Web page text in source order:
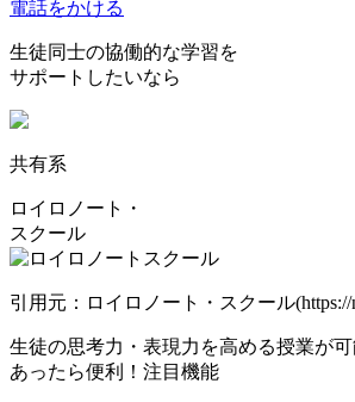
電話をかける
生徒同士の協働的な学習を
サポートしたいなら
共有系
ロイロノート・
スクール
引用元：ロイロノート・スクール(https://
生徒の思考力・表現力を高める授業が
あったら便利！注目機能